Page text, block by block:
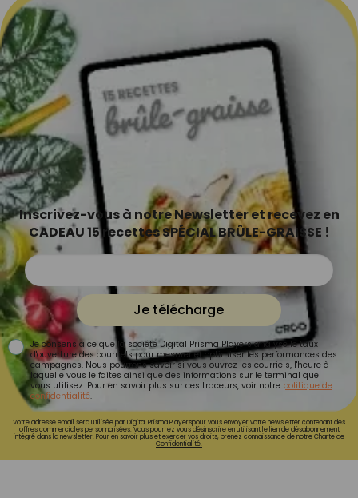
Inscrivez-vous à notre Newsletter et recevez en
CADEAU 15 recettes SPÉCIAL BRÛLE-GRAISSE !
Je télécharge
Je consens à ce que la société Digital Prisma Players analyse le taux
d'ouverture des courriels pour mesurer et optimiser les performances des
campagnes. Nous pourrons savoir si vous ouvrez les courriels, l'heure à
laquelle vous le faites ainsi que des informations sur le terminal que
vous utilisez. Pour en savoir plus sur ces traceurs, voir notre politique de
confidentialité.
Votre adresse email sera utilisée par Digital Prisma Playerspour vous envoyer votre newsletter contenant des
offres commerciales personnalisées. Vous pourrez vous désinscrire en utilisant le lien de désabonnement
intégré dans la newsletter. Pour en savoir plus et exercer vos droits, prenez connaissance de notreCharte de
Confidentialité.